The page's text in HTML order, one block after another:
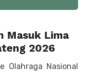
Masuk Lima
2026
Olahraga Nasional